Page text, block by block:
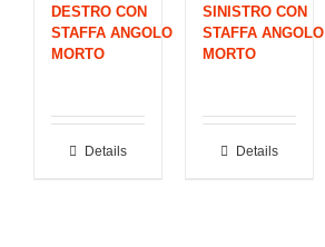
DESTRO CON
STAFFA ANGOLO
MORTO
Details
SINISTRO CON
STAFFA ANGOLO
MORTO
Details